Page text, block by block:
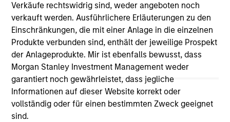
Verkäufe rechtswidrig sind, weder angeboten noch
verkauft werden. Ausführlichere Erläuterungen zu den
Einschränkungen, die mit einer Anlage in die einzelnen
Produkte verbunden sind, enthält der jeweilige Prospekt
der Anlageprodukte. Mir ist ebenfalls bewusst, dass
Morgan Stanley Investment Management weder
garantiert noch gewährleistet, dass jegliche
Informationen auf dieser Website korrekt oder
vollständig oder für einen bestimmten Zweck geeignet
sind.
The Funds are not a guaranteed investment and are
different from an investment in deposits. The Funds do not
rely on external support for guaranteeing the liquidity of the
Fund or stabilising the NAV per share. The value of
investments and the income from them may go down as
well as up and you may not get back the amount you
originally invested.
Each Fund is authorised to invest up to 100% of its assets in
Money Market Instruments issued or guaranteed separately
or jointly by a Sovereign Entity and by any other member
states of the OECD and their central authorities or central